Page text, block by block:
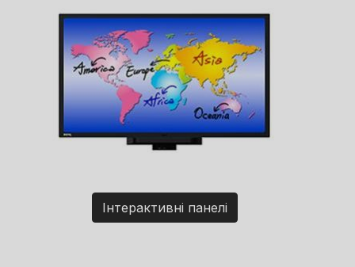
Інтерактивні панелі